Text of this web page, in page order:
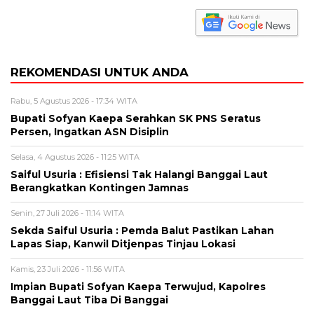
REKOMENDASI UNTUK ANDA
Rabu, 5 Agustus 2026 - 17:34 WITA
Bupati Sofyan Kaepa Serahkan SK PNS Seratus
Persen, Ingatkan ASN Disiplin
Selasa, 4 Agustus 2026 - 11:25 WITA
Saiful Usuria : Efisiensi Tak Halangi Banggai Laut
Berangkatkan Kontingen Jamnas
Senin, 27 Juli 2026 - 11:14 WITA
Sekda Saiful Usuria : Pemda Balut Pastikan Lahan
Lapas Siap, Kanwil Ditjenpas Tinjau Lokasi
Kamis, 23 Juli 2026 - 11:56 WITA
Impian Bupati Sofyan Kaepa Terwujud, Kapolres
Banggai Laut Tiba Di Banggai